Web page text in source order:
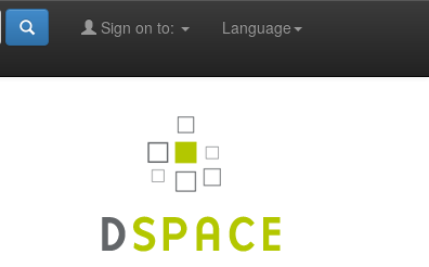
Language
Sign on to: